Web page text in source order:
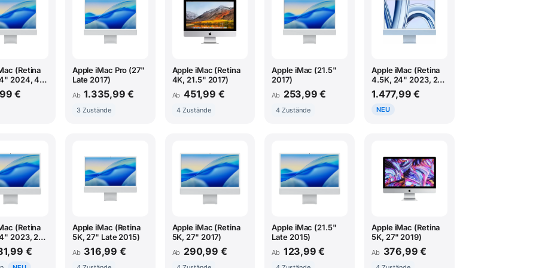
(Retina
2024, 4
€
Apple iMac Pro (27"
Late 2017)
Ab 1.335,99 €
3 Zustände
Apple iMac (Retina
4K, 21.5" 2017)
Ab 451,99 €
4 Zustände
Apple iMac (21.5"
2017)
Ab 253,99 €
4 Zustände
Apple iMac (Retina
4.5K, 24" 2023, 2
TBT3 + 2 USB-C,
M3)
1.477,99 €
NEU
(Retina
2023, 2
€
Apple iMac (Retina
5K, 27" Late 2015)
Ab 316,99 €
Apple iMac (Retina
5K, 27" 2017)
Ab 290,99 €
Apple iMac (21.5"
Late 2015)
Ab 123,99 €
Apple iMac (Retina
5K, 27" 2019)
Ab 376,99 €